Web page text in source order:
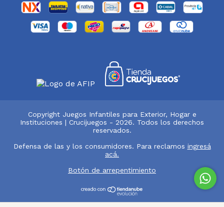
Copyright Juegos Infantiles para Exterior, Hogar e
Instituciones | Crucijuegos - 2026. Todos los derechos
reservados.
Defensa de las y los consumidores. Para reclamos ingresá
acá.
Botón de arrepentimiento